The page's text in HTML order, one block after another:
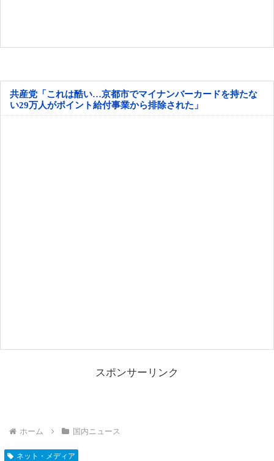
共産党「これは酷い…京都市でマイナンバーカードを持たな
い29万人がポイント給付事業から排除された」
スポンサーリンク
ホーム 国内ニュース
ネット・メディア